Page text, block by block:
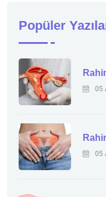
Popüler
05
05